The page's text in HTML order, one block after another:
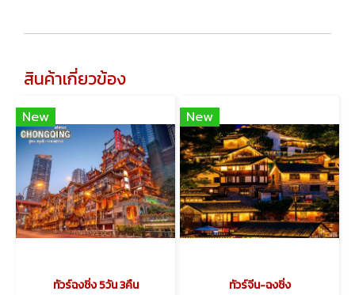
สินค้าเกี่ยวข้อง
New
ทัวร์ฉงชิ่ง 5วัน 3คืน
New
ทัวร์จีน-ฉงชิ่ง